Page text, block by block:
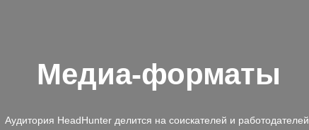
Медиа-форматы
Аудитория HeadHunter делится на соискателей и работодателей,